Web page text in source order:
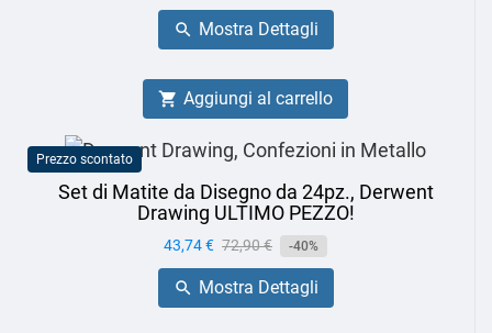
base
 Mostra Dettagli
 Aggiungi al carrello
Prezzo scontato
Set di Matite da Disegno da 24pz., Derwent
Drawing ULTIMO PEZZO!
Prezzo
43,74 € Prezzo
base
72,90 € -40%
 Mostra Dettagli